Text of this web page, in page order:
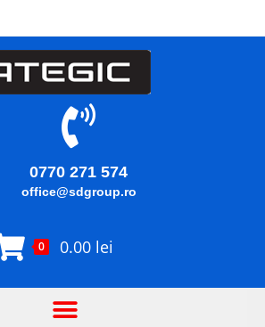
0770 271 574
office@sdgroup.ro
0 0.00 lei